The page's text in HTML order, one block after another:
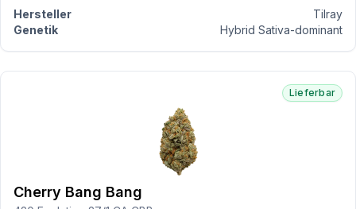
Hersteller
Tilray
Genetik
Hybrid Sativa-dominant
Lieferbar
Cherry Bang Bang